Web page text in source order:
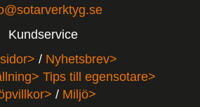
Kundservice
/ Nyhetsbrev>
Tips till egensotare>
/ Miljö>